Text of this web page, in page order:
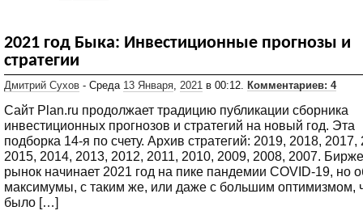
2021 год Быка: Инвестиционные прогнозы и
стратегии
Дмитрий Сухов - Среда 13 Января 2021 в 00:12. Комментариев: 4
Сайт Plan.ru продолжает традицию публикации сборника
инвестиционных прогнозов и стратегий на новый год. Эта
подборка 14-я по счету. Архив стратегий: 2019, 2018, 2017,
2015, 2014, 2013, 2012, 2011, 2010, 2009, 2008, 2007.
рынок начинает 2021 год на пике пандемии COVID-19, но
максимумы, с таким же, или даже с большим оптимизмом,
было […]